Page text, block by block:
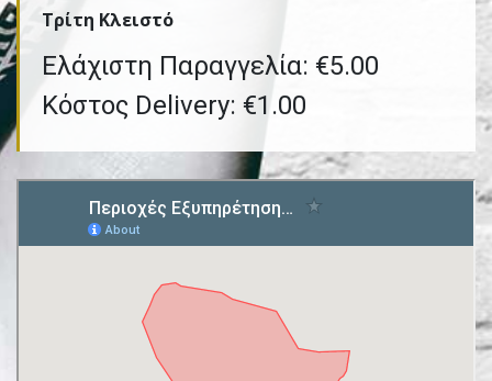
Τρίτη Kλειστό
Ελάχιστη Παραγγελία: €5.00
Κόστος Delivery: €1.00